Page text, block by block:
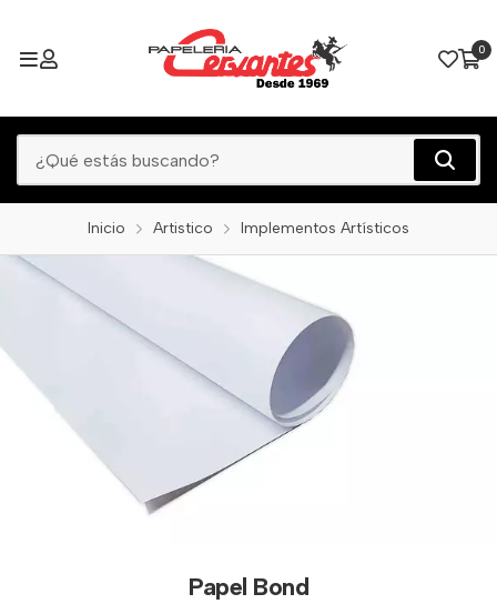
0
Inicio Artistico Implementos Artísticos
Papel Bond